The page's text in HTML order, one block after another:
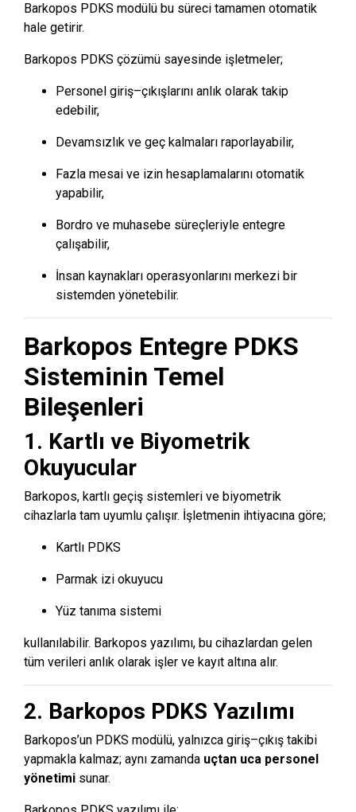
Barkopos PDKS modülü bu süreci tamamen otomatik
hale getirir.
Barkopos PDKS çözümü sayesinde işletmeler;
Personel giriş–çıkışlarını anlık olarak takip
edebilir,
Devamsızlık ve geç kalmaları raporlayabilir,
Fazla mesai ve izin hesaplamalarını otomatik
yapabilir,
Bordro ve muhasebe süreçleriyle entegre
çalışabilir,
İnsan kaynakları operasyonlarını merkezi bir
sistemden yönetebilir.
Barkopos Entegre PDKS
Sisteminin Temel
Bileşenleri
1. Kartlı ve Biyometrik
Okuyucular
Barkopos, kartlı geçiş sistemleri ve biyometrik
cihazlarla tam uyumlu çalışır. İşletmenin ihtiyacına göre;
Kartlı PDKS
Parmak izi okuyucu
Yüz tanıma sistemi
kullanılabilir. Barkopos yazılımı, bu cihazlardan gelen
tüm verileri anlık olarak işler ve kayıt altına alır.
2. Barkopos PDKS Yazılımı
Barkopos’un PDKS modülü, yalnızca giriş–çıkış takibi
yapmakla kalmaz; aynı zamanda uçtan uca personel
yönetimi sunar.